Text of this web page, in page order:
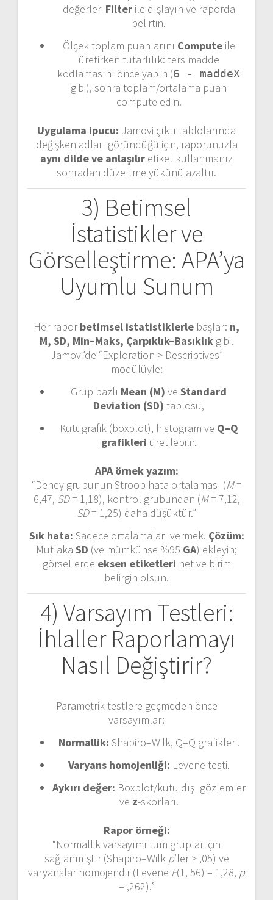
değerleri Filterile dışlayın ve raporda
belirtin.
Ölçek toplam puanlarını Computeile
üretirken tutarlılık: ters madde
kodlamasını önce yapın (6 - maddeX
gibi), sonra toplam/ortalama puan
compute edin.
Uygulama ipucu: Jamovi çıktı tablolarında
değişken adları göründüğü için, raporunuzla
aynı dilde ve anlaşılır etiket kullanmanız
sonradan düzeltme yükünü azaltır.
3) Betimsel
İstatistikler ve
Görselleştirme: APA’ya
Uyumlu Sunum
Her raporbetimsel istatistiklerle başlar: n,
M, SD, Min–Maks, Çarpıklık–Basıklık gibi.
Jamovi’de “Exploration > Descriptives”
modülüyle:
Grup bazlı Mean (M) ve Standard
Deviation (SD) tablosu,
Kutugrafik (boxplot), histogram ve Q–Q
grafikleri üretilebilir.
APA örnek yazım:
“Deney grubunun Stroop hata ortalaması (M=
6,47, SD= 1,18), kontrol grubundan (M= 7,12,
SD= 1,25) daha düşüktür.”
Sık hata: Sadece ortalamaları vermek. Çözüm:
Mutlaka SD (ve mümkünse %95 GA) ekleyin;
görsellerde eksen etiketleri net ve birim
belirgin olsun.
4) Varsayım Testleri:
İhlaller Raporlamayı
Nasıl Değiştirir?
Parametrik testlere geçmeden önce
varsayımlar:
Normallik: Shapiro–Wilk, Q–Q grafikleri.
Varyans homojenliği: Levene testi.
Aykırı değer: Boxplot/kutu dışı gözlemler
ve z-skorları.
Rapor örneği:
“Normallik varsayımı tüm gruplar için
sağlanmıştır (Shapiro–Wilk p’ler > ,05) ve
varyanslar homojendir (Levene F(1, 56) = 1,28, p
= ,262).”